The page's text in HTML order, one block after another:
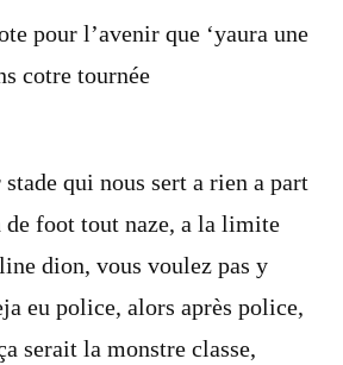
pour l’avenir que ‘yaura une
cotre tournée
qui nous sert a rien a part
de foot tout naze, a la limite
dion, vous voulez pas y
eu police, alors après police,
serait la monstre classe,